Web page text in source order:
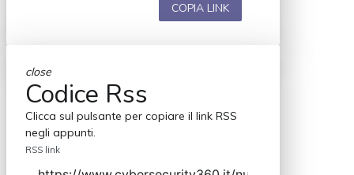
COPIA LINK
close
Codice Rss
Clicca sul pulsante per copiare il link RSS
negli appunti.
RSS link